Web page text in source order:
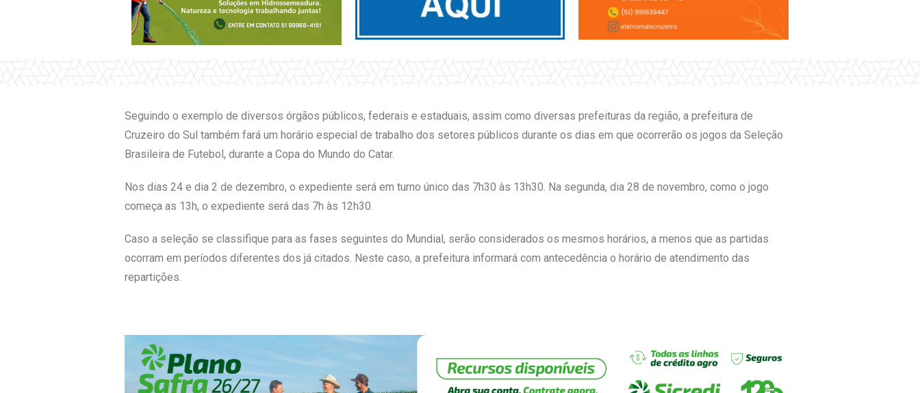
Seguindo o exemplo de diversos órgãos públicos, federais e estaduais, assim como diversas prefeituras da região, a prefeitura de
Cruzeiro do Sul também fará um horário especial de trabalho dos setores públicos durante os dias em que ocorrerão os jogos da Seleção
Brasileira de Futebol, durante a Copa do Mundo do Catar.
Nos dias 24 e dia 2 de dezembro, o expediente será em turno único das 7h30 às 13h30. Na segunda, dia 28 de novembro, como o jogo
começa as 13h, o expediente será das 7h às 12h30.
Caso a seleção se classifique para as fases seguintes do Mundial, serão considerados os mesmos horários, a menos que as partidas
ocorram em períodos diferentes dos já citados. Neste caso, a prefeitura informará com antecedência o horário de atendimento das
repartições.